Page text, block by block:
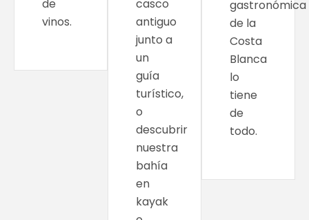
de
vinos.
casco
antiguo
junto a
un
guía
turístico,
o
descubrir
nuestra
bahía
en
kayak
gastronómica
de la
Costa
Blanca
lo
tiene
de
todo.